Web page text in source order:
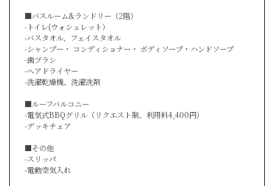
■バスルーム&ランドリー（2階）
-トイレ(ウォシュレット）
-バスタオル、フェイスタオル
-シャンプー・ コンディショナー・ ボディソープ・ハンドソープ
-歯ブラシ
-ヘアドライヤー
-洗濯乾燥機、洗濯洗剤
■ルーフバルコニー
-電気式BBQグリル（リクエスト制、利用料4,400円）
-デッキチェア
■その他
-スリッパ
-電動空気入れ